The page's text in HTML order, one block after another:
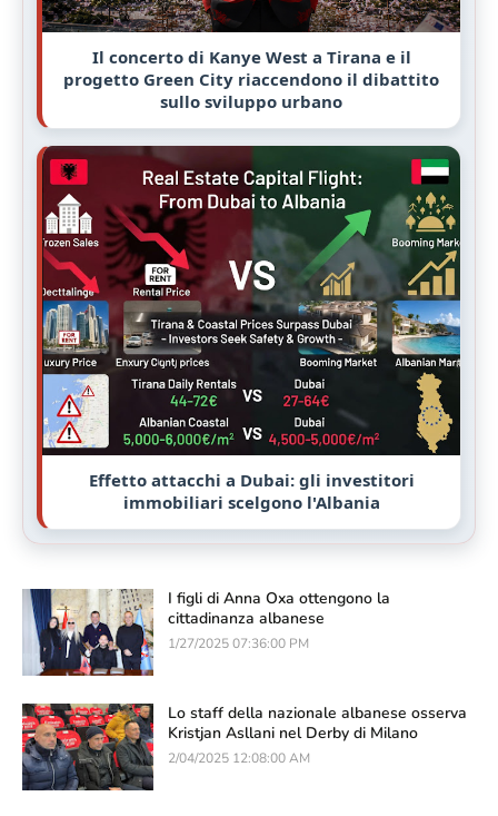
Il concerto di Kanye West a Tirana e il
progetto Green City riaccendono il dibattito
sullo sviluppo urbano
Effetto attacchi a Dubai: gli investitori
immobiliari scelgono l'Albania
I figli di Anna Oxa ottengono la
cittadinanza albanese
1/27/2025 07:36:00 PM
Lo staff della nazionale albanese osserva
Kristjan Asllani nel Derby di Milano
2/04/2025 12:08:00 AM